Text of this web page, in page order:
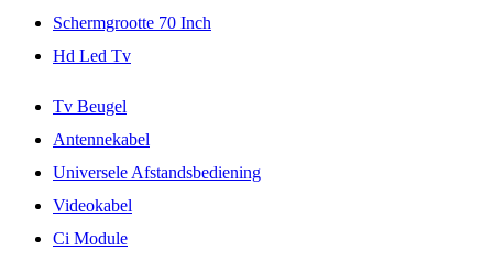
Schermgrootte 70 Inch
Hd Led Tv
Tv Beugel
Antennekabel
Universele Afstandsbediening
Videokabel
Ci Module